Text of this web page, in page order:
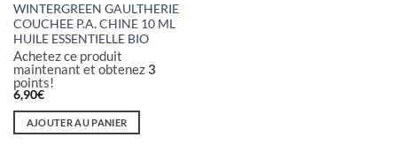
WINTERGREEN GAULTHERIE
COUCHEE P.A. CHINE 10 ML
HUILE ESSENTIELLE BIO
Achetez ce produit
maintenant et obtenez3
points!
6,90€
AJOUTER AU PANIER